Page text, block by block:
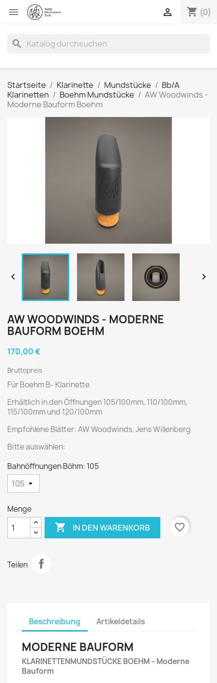
 shopping_cart (0)

search
Startseite Klarinette Mundstücke
Bb/A
Klarinetten
Boehm Mundstücke
AW Woodwinds -
Moderne Bauform Boehm
 
AW WOODWINDS - MODERNE
BAUFORM BOEHM
170,00 €
Bruttopreis
Für Boehm B- Klarinette
Erhältlich in den Öffnungen 105/100mm, 110/100mm,
115/100mm und 120/100mm
Empfohlene Blätter: AW Woodwinds, Jens Willenberg
Bitte auswählen:
Bahnöffnungen Böhm: 105
Menge
 IN DEN WARENKORB favorite_border
Teilen
Beschreibung Artikeldetails
MODERNE BAUFORM
KLARINETTENMUNDSTÜCKE BOEHM – Moderne
Bauform